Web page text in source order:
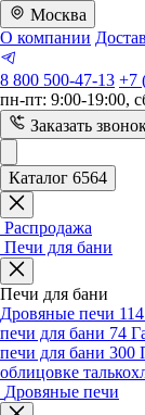
Москва
О компании
8 800 500-47-13 +7
пн-пт: 9:00-19:00,
Заказать
Каталог 6564
Распродажа
Печи для бани
Печи для бани
Дровяные печи
печи для бани 74
печи для бани 300
облицовке
Дровяные печи